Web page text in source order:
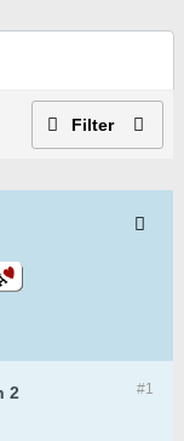
Filter
#1
2